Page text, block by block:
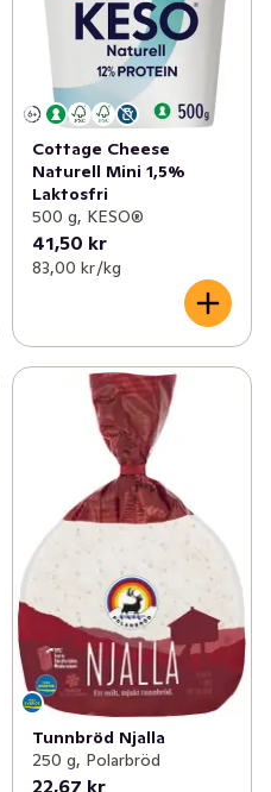
Cottage Cheese
Naturell Mini 1,5%
Laktosfri
500 g, KESO®
41,50 kr
83,00 kr /kg
Tunnbröd Njalla
250 g, Polarbröd
22,67 kr